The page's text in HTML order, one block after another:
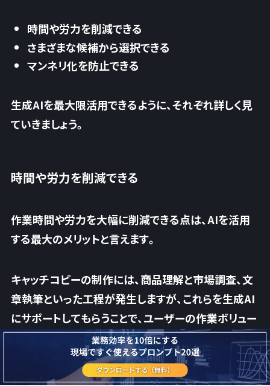
時間や労力を削減できる
さまざまな候補から選択できる
マンネリ化を防止できる
生成AIを最大限活用できるように、それぞれ詳しく見
ていきましょう。
時間や労力を削減できる
作業時間や労力を大幅に削減できる点は、AIを活用
する最大のメリットと言えます。
キャッチコピーの制作には、商品理解と市場調査、文
章執筆といった工程が発生しますが、これらを生成AI
にサポートしてもらうことで、ユーザーの作業ボリュー
ムは劇的に短縮されるでしょう。
無論、生成AIは多方面で応用が効くため、この利点は